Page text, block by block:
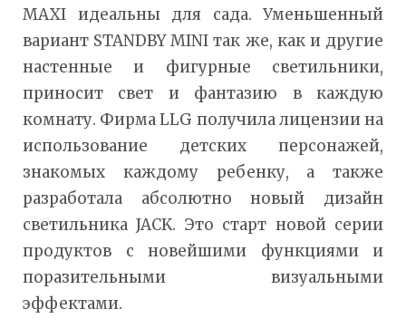
MAXI идеальны для сада. Уменьшенный
вариант STANDBY MINI так же, как и другие
настенные и фигурные светильники,
приносит свет и фантазию в каждую
комнату. Фирма LLG получила лицензии на
использование детских персонажей,
знакомых каждому ребенку, а также
разработала абсолютно новый дизайн
светильника JACK. Это старт новой серии
продуктов с новейшими функциями и
поразительными визуальными
эффектами.